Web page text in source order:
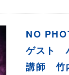
NO
ゲスト
講師 竹